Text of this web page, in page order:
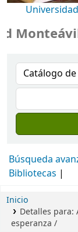
Búsqueda
Bibliotecas
Inicio
Detalles para:
esperanza /